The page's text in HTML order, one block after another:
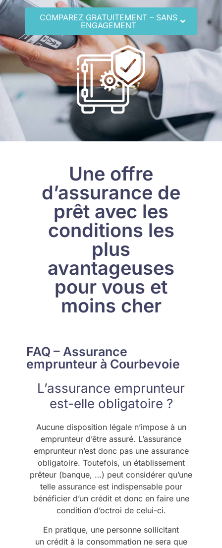
COMPAREZ GRATUITEMENT – SANS
ENGAGEMENT
Une offre
d’assurance de
prêt avec les
conditions les
plus
avantageuses
pour vous et
moins cher
FAQ – Assurance
emprunteur à Courbevoie
L’assurance emprunteur
est-elle obligatoire ?
Aucune disposition légale n’impose à un
emprunteur d’être assuré. L’assurance
emprunteur n’est donc pas une assurance
obligatoire. Toutefois, un établissement
prêteur (banque, …) peut considérer qu’une
telle assurance est indispensable pour
bénéficier d’un crédit et donc en faire une
condition d’octroi de celui-ci.
En pratique, une personne sollicitant
un crédit à la consommation ne sera que